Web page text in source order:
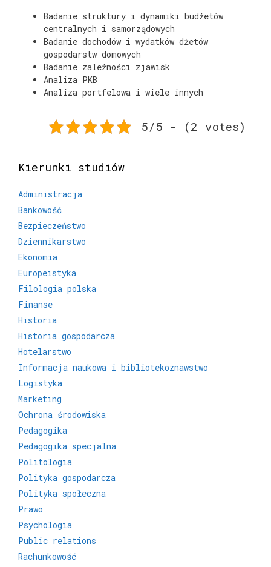
Badanie struktury i dynamiki budżetów
centralnych i samorządowych
Badanie dochodów i wydatków dżetów
gospodarstw domowych
Badanie zależności zjawisk
Analiza PKB
Analiza portfelowa i wiele innych
5/5 - (2 votes)
Kierunki studiów
Administracja
Bankowość
Bezpieczeństwo
Dziennikarstwo
Ekonomia
Europeistyka
Filologia polska
Finanse
Historia
Historia gospodarcza
Hotelarstwo
Informacja naukowa i bibliotekoznawstwo
Logistyka
Marketing
Ochrona środowiska
Pedagogika
Pedagogika specjalna
Politologia
Polityka gospodarcza
Polityka społeczna
Prawo
Psychologia
Public relations
Rachunkowość